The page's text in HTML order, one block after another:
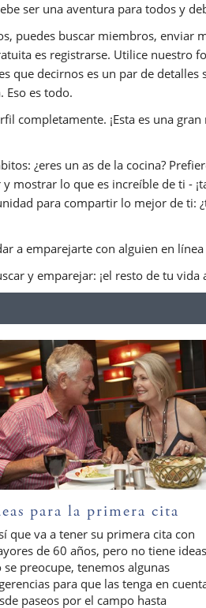
ser una aventura para todos y
puedes buscar miembros, enviar
es registrarse. Utilice nuestro
que decirnos es un par de
Eso es todo.
completamente. ¡Esta es una
¿eres un as de la cocina?
mostrar lo que es increíble de ti -
para compartir lo mejor de ti:
a emparejarte con alguien en
y emparejar: ¡el resto de tu
para la primera cita
que va a tener su primera cita con
de 60 años, pero no tiene
se preocupe, tenemos algunas
para que las tenga en
paseos por el campo hasta